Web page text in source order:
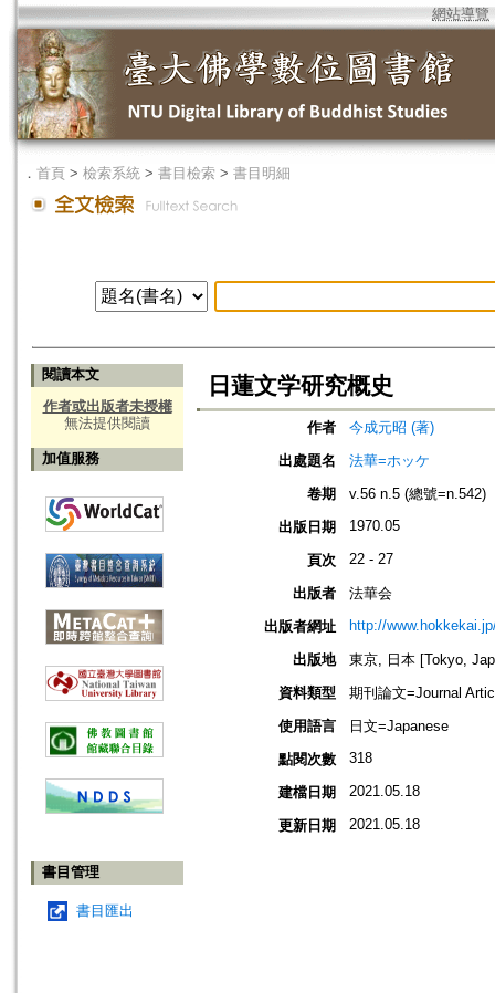
網站導覽
． 首頁 > 檢索系統 > 書目檢索 > 書目明細
閱讀本文
作者或出版者未授權
無法提供閱讀
加值服務
書目管理
書目匯出
日蓮文学研究概史
作者
今成元昭 (著)
出處題名
法華=ホッケ
卷期
v.56 n.5 (總號=n.542)
出版日期
1970.05
頁次 22 - 27
出版者
法華会
出版者網址
http://
出版地
東京, 日本 [Tokyo,
資料類型
期刊論文=Journal
使用語言
日文=Japanese
點閱次數
318
建檔日期 2021.05.18
更新日期 2021.05.18